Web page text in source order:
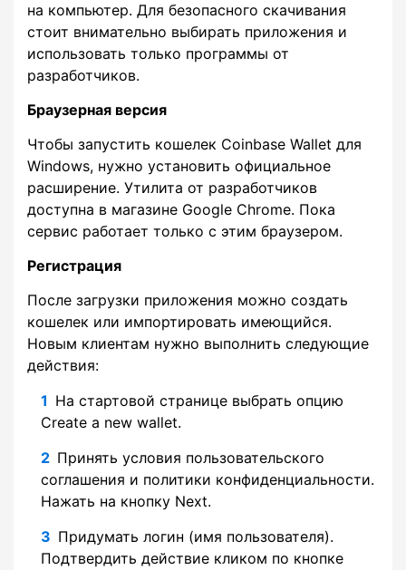
на компьютер. Для безопасного скачивания
стоит внимательно выбирать приложения и
использовать только программы от
разработчиков.
Браузерная версия
Чтобы запустить кошелек Coinbase Wallet для
Windows, нужно установить официальное
расширение. Утилита от разработчиков
доступна в магазине Google Chrome. Пока
сервис работает только с этим браузером.
Регистрация
После загрузки приложения можно создать
кошелек или импортировать имеющийся.
Новым клиентам нужно выполнить следующие
действия:
На стартовой странице выбрать опцию
Create a new wallet.
Принять условия пользовательского
соглашения и политики конфиденциальности.
Нажать на кнопку Next.
Придумать логин (имя пользователя).
Подтвердить действие кликом по кнопке